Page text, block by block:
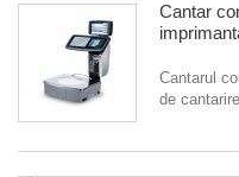
Cantar
Cantarul
de